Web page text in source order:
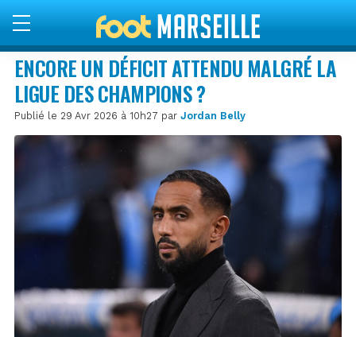
ENCORE UN DÉFICIT ATTENDU MALGRÉ LA
LIGUE DES CHAMPIONS ?
Publié le 29 Avr 2026 à 10h27 par Jordan Belly